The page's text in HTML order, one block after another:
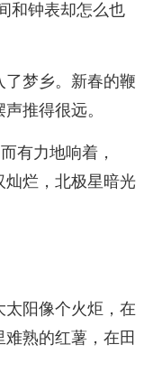
和钟表却怎么也
梦乡。新春的鞭
推得很远。
有力地响着，
灿烂，北极星暗光
太阳像个火炬，在
熟的红薯，在田